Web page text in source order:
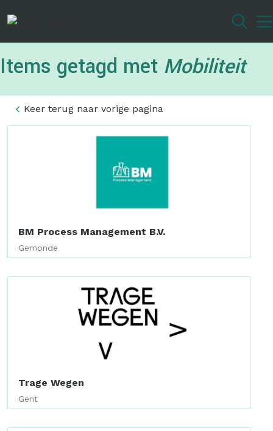
inhoud
Items getagd met Mobiliteit
Keer terug naar vorige pagina
BM Process Management B.V.
Gemonde
Trage Wegen
Gent